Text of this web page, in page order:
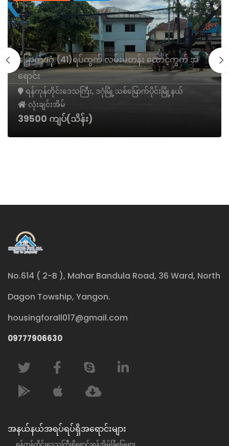
မြောက်ဒဂုံ (41)ရပ်ကွက် လမ်းမတန်း ထောင့်ကွက် အ
ရောင်း
ရန်ကုန်တိုင်းဒေသကြီး, ဒဂုံမြို့သစ်မြောက်ပိုင်းမြို့နယ်
လုံးချင်းအိမ်
39500 ကျပ်(သိန်း)
No.614 ( 2-B ), Mahar Bandula Road, 36 Ward, North
Dagon Towship, Yangon.
housingforall017@gmail.com
09777906630
အနယ်နယ်အရပ်ရပ်ရှိအရောင်းများ
ရန်ကုန်တိုင်းဒေသကြီးရှိရောင်းရန်အိမ်ခြံမြေများ